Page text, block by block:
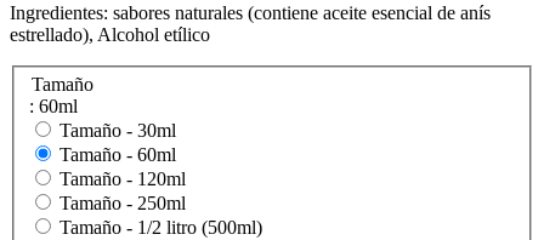
Ingredientes: sabores naturales (contiene aceite esencial de anís
estrellado), Alcohol etílico
Tamaño
: 60ml
Tamaño - 30ml
Tamaño - 60ml
Tamaño - 120ml
Tamaño - 250ml
Tamaño - 1/2 litro (500ml)